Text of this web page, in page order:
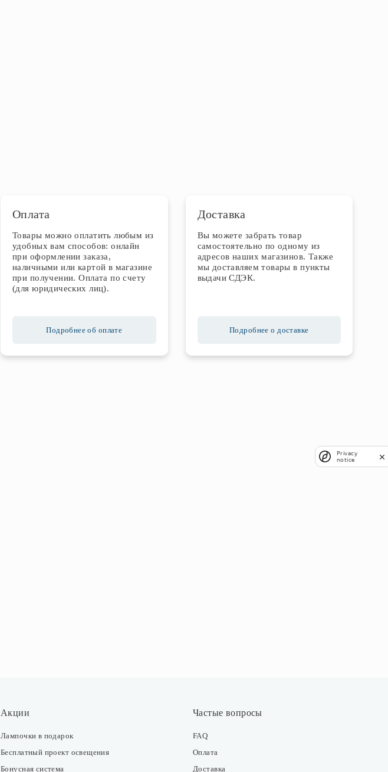
Оплата
Товары можно оплатить любым из
удобных вам способов: онлайн
при оформлении заказа,
наличными или картой в магазине
при получении. Оплата по счету
(для юридических лиц).
Подробнее об оплате
Доставка
Вы можете забрать товар
самостоятельно по одному из
адресов наших магазинов. Также
мы доставляем товары в пункты
выдачи СДЭК.
Подробнее о доставке
Акции
Лампочки в подарок
Бесплатный проект освещения
Бонусная система
Частые вопросы
FAQ
Оплата
Доставка
Privacy
notice